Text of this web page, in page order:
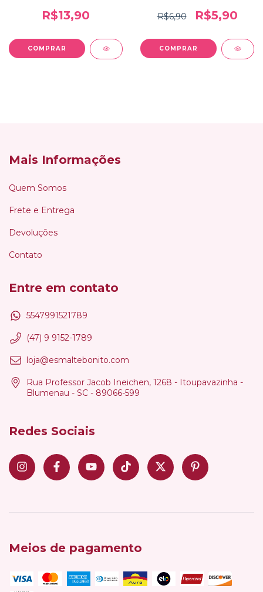
R$13,90 R$6,90 R$5,90
Mais Informações
Quem Somos
Frete e Entrega
Devoluções
Contato
Entre em contato
5547991521789
(47) 9 9152-1789
loja@esmaltebonito.com
Rua Professor Jacob Ineichen, 1268 - Itoupavazinha -
Blumenau - SC - 89066-599
Redes Sociais
Meios de pagamento